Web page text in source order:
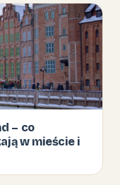
– co
w mieście i